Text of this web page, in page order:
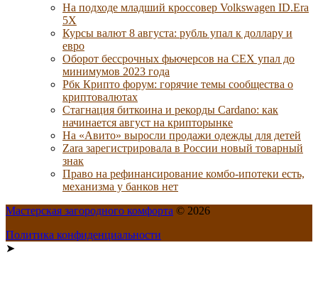
На подходе младший кроссовер Volkswagen ID.Era
5X
Курсы валют 8 августа: рубль упал к доллару и
евро
Оборот бессрочных фьючерсов на CEX упал до
минимумов 2023 года
Рбк Крипто форум: горячие темы сообщества о
криптовалютах
Стагнация биткоина и рекорды Cardano: как
начинается август на крипторынке
На «Авито» выросли продажи одежды для детей
Zara зарегистрировала в России новый товарный
знак
Право на рефинансирование комбо-ипотеки есть,
механизма у банков нет
Мастерская загородного комфорта © 2026
Политика конфиденциальности
➤